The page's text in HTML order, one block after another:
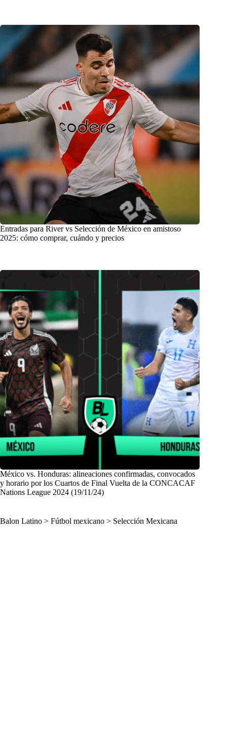
Entradas para River vs Selección de México en amistoso
2025: cómo comprar, cuándo y precios
México vs. Honduras: alineaciones confirmadas, convocados
y horario por los Cuartos de Final Vuelta de la CONCACAF
Nations League 2024 (19/11/24)
Balon Latino > Fútbol mexicano > Selección Mexicana